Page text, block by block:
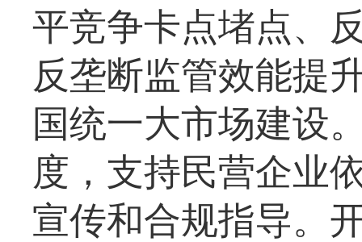
平竞争卡点堵点、
反垄断监管效能提
国统一大市场建设
度，支持民营企业
宣传和合规指导。